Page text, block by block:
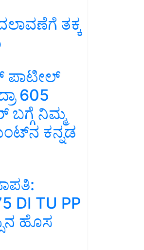
ತಕ್ಕ
ಪಾಟೀಲ್
605
ಬಗ್ಗೆ ನಿಮ್ಮ
ಕನ್ನಡ
DI TU PP
ಹೊಸ